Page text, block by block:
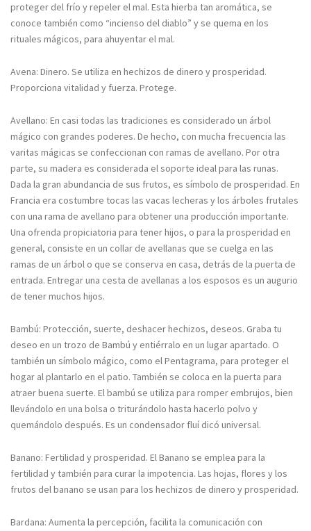
proteger del frío y repeler el mal. Esta hierba tan aromática, se
conoce también como “incienso del diablo” y se quema en los
rituales mágicos, para ahuyentar el mal.
Avena: Dinero. Se utiliza en hechizos de dinero y prosperidad.
Proporciona vitalidad y fuerza. Protege.
Avellano: En casi todas las tradiciones es considerado un árbol
mágico con grandes poderes. De hecho, con mucha frecuencia las
varitas mágicas se confeccionan con ramas de avellano. Por otra
parte, su madera es considerada el soporte ideal para las runas.
Dada la gran abundancia de sus frutos, es símbolo de prosperidad. En
Francia era costumbre tocas las vacas lecheras y los árboles frutales
con una rama de avellano para obtener una producción importante.
Una ofrenda propiciatoria para tener hijos, o para la prosperidad en
general, consiste en un collar de avellanas que se cuelga en las
ramas de un árbol o que se conserva en casa, detrás de la puerta de
entrada. Entregar una cesta de avellanas a los esposos es un augurio
de tener muchos hijos.
Bambú: Protección, suerte, deshacer hechizos, deseos. Graba tu
deseo en un trozo de Bambú y entiérralo en un lugar apartado. O
también un símbolo mágico, como el Pentagrama, para proteger el
hogar al plantarlo en el patio. También se coloca en la puerta para
atraer buena suerte. El bambú se utiliza para romper embrujos, bien
llevándolo en una bolsa o triturándolo hasta hacerlo polvo y
quemándolo después. Es un condensador fluí dicó universal.
Banano: Fertilidad y prosperidad. El Banano se emplea para la
fertilidad y también para curar la impotencia. Las hojas, flores y los
frutos del banano se usan para los hechizos de dinero y prosperidad.
Bardana: Aumenta la percepción, facilita la comunicación con